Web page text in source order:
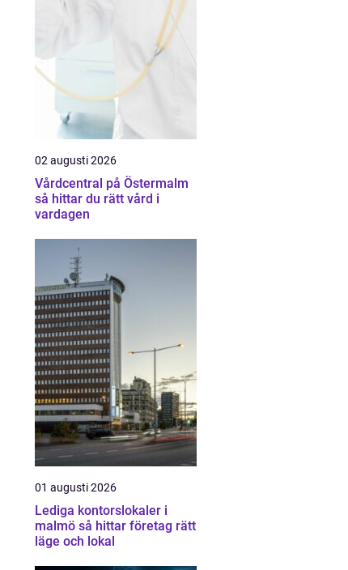
02 augusti 2026
Vårdcentral på Östermalm
så hittar du rätt vård i
vardagen
01 augusti 2026
Lediga kontorslokaler i
malmö så hittar företag rätt
läge och lokal